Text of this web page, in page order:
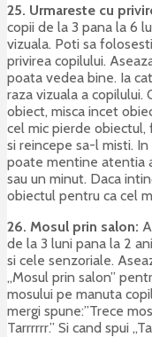
25. Urmareste cu
copii de la 3 pana la 6
vizuala. Poti sa
privirea copilului.
poata vedea bine. Ia
raza vizuala a copilului.
obiect, misca incet
cel mic pierde
si reincepe sa-l misti.
poate mentine atentia
sau un minut. Daca
obiectul pentru ca cel
26. Mosul prin salon:
de la 3 luni pana la 2
si cele senzoriale.
„Mosul prin salon”
mosului pe manuta
mergi spune:”Trece
Tarrrrrr.” Si cand spui